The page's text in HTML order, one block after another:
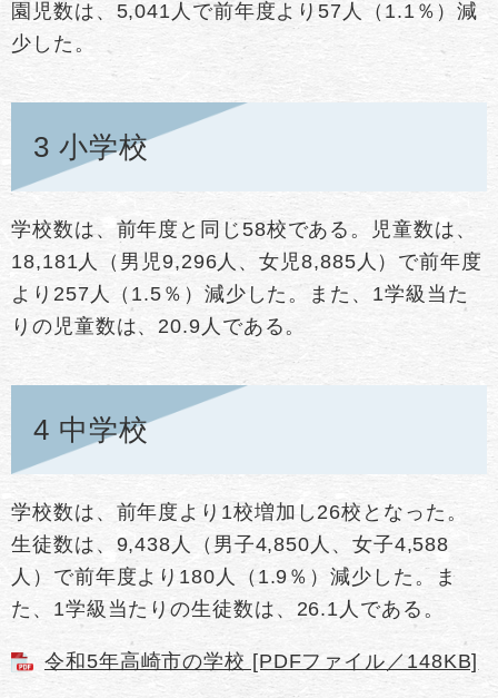
園児数は、5,041人で前年度より57人（1.1％）減
少した。
3 小学校
学校数は、前年度と同じ58校である。児童数は、
18,181人（男児9,296人、女児8,885人）で前年度
より257人（1.5％）減少した。また、1学級当た
りの児童数は、20.9人である。
4 中学校
学校数は、前年度より1校増加し26校となった。
生徒数は、9,438人（男子4,850人、女子4,588
人）で前年度より180人（1.9％）減少した。ま
た、1学級当たりの生徒数は、26.1人である。
令和5年高崎市の学校 [PDFファイル／148KB]